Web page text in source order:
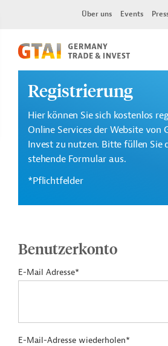
Über uns Events
Registrierung
Hier können Sie sich kostenlos
Online Services der Website von
Invest zu nutzen. Bitte füllen Sie
stehende Formular aus.
*Pflichtfelder
Benutzerkonto
E-Mail Adresse*
E-Mail-Adresse wiederholen*